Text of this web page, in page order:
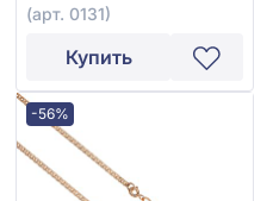
(арт. 0131)
Купить
-56%